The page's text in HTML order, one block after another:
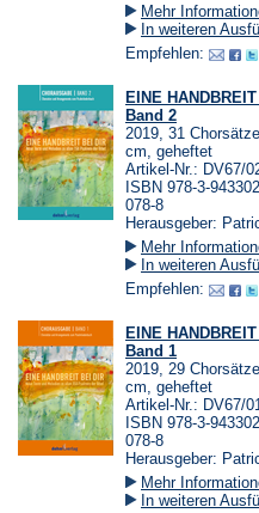
Mehr
In weiteren
Empfehlen:
EINE
Band 2
2019, 31
cm, geheftet
Artikel-Nr.: DV67/
ISBN 978-3-
078-8
Herausgeber:
Mehr
In weiteren
Empfehlen:
EINE
Band 1
2019, 29
cm, geheftet
Artikel-Nr.: DV67/01
ISBN 978-3-
078-8
Herausgeber:
Mehr
In weiteren